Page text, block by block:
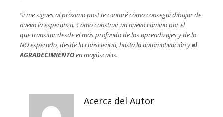
Si me sigues al próximo post te contaré cómo conseguí dibujar de
nuevo la esperanza. Cómo construir un nuevo camino por el
que transitar desde el más profundo de los aprendizajes y de lo
NO esperado, desde la consciencia, hasta la automotivación yel
AGRADECIMIENTOen mayúsculas.
Acerca del Autor